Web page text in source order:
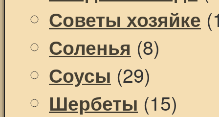
Советы хозяйке
Соленья (8)
Соусы (29)
Шербеты (15)